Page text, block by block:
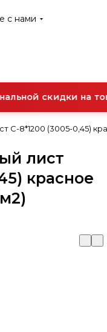
с нами
скидки на
С-8*1200 (3005-0,45)
лист
красное